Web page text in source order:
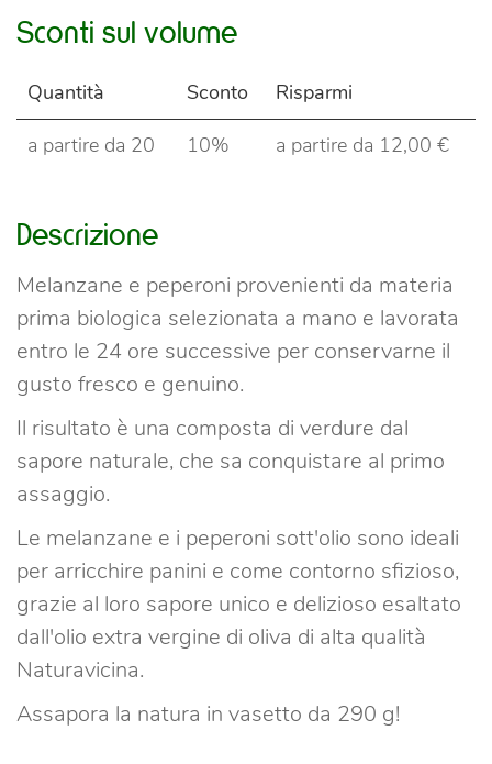
Sconti sul volume
Quantità Sconto
Risparmi
a partire da 20 10% a partire da 12,00 €
Descrizione
Melanzane e peperoni provenienti da materia
prima biologica selezionata a mano e lavorata
entro le 24 ore successive per conservarne il
gusto fresco e genuino.
Il risultato è una composta di verdure dal
sapore naturale, che sa conquistare al primo
assaggio.
Le melanzane e i peperoni sott'olio sono ideali
per arricchire panini e come contorno sfizioso,
grazie al loro sapore unico e delizioso esaltato
dall'olio extra vergine di oliva di alta qualità
Naturavicina.
Assapora la natura in vasetto da 290 g!